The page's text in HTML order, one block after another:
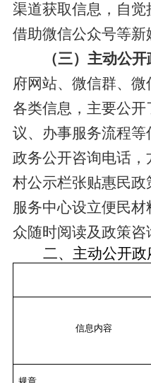
渠道获取信息，自
借助微信公众号等新
（三）主动公
府网站、微信群、微
各类信息，主要公
议、办事服务流程
政务公开咨询电话，
村公示栏张贴惠民
服务中心设立便民
众随时阅读及政策咨
二、主动公开
信息内容